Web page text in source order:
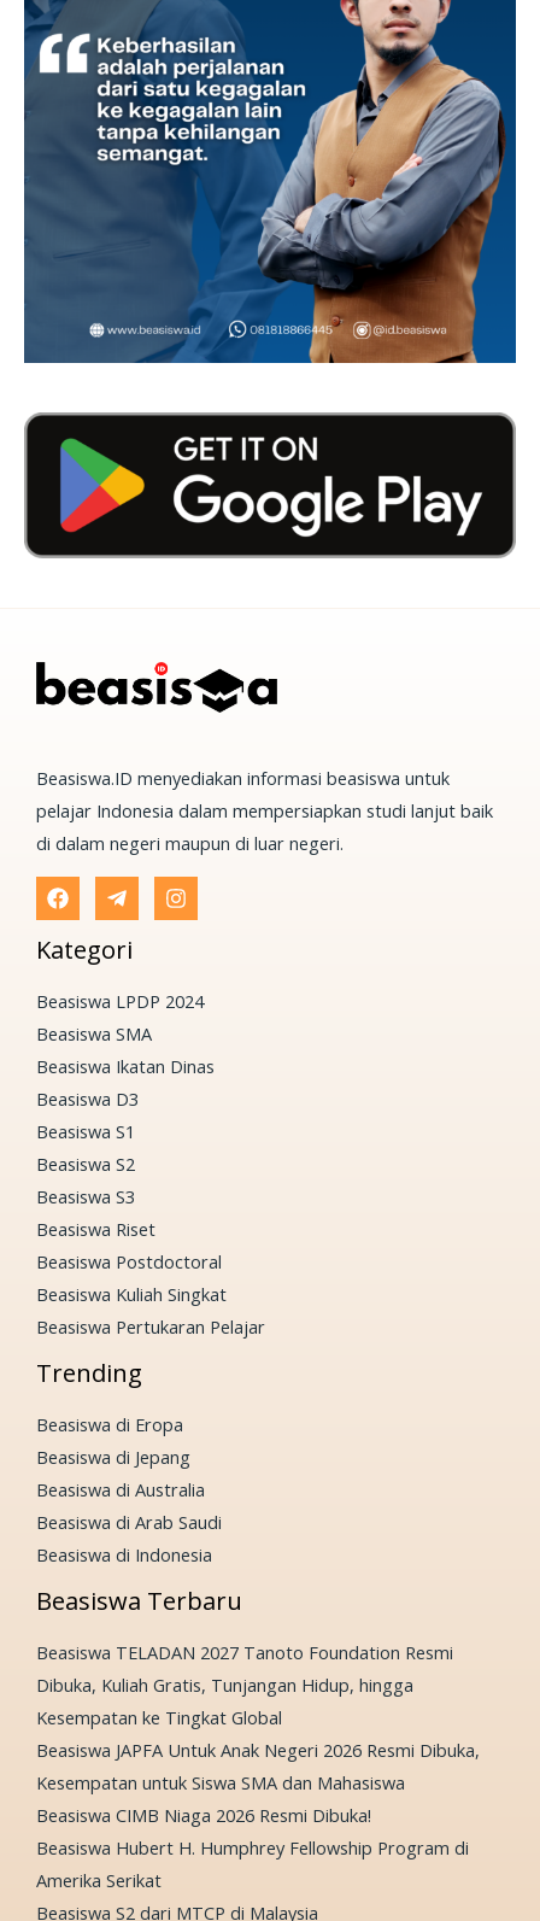
Beasiswa.ID menyediakan informasi beasiswa untuk
pelajar Indonesia dalam mempersiapkan studi lanjut baik
di dalam negeri maupun di luar negeri.
Kategori
Beasiswa LPDP 2024
Beasiswa SMA
Beasiswa Ikatan Dinas
Beasiswa D3
Beasiswa S1
Beasiswa S2
Beasiswa S3
Beasiswa Riset
Beasiswa Postdoctoral
Beasiswa Kuliah Singkat
Beasiswa Pertukaran Pelajar
Trending
Beasiswa di Eropa
Beasiswa di Jepang
Beasiswa di Australia
Beasiswa di Arab Saudi
Beasiswa di Indonesia
Beasiswa Terbaru
Beasiswa TELADAN 2027 Tanoto Foundation Resmi
Dibuka, Kuliah Gratis, Tunjangan Hidup, hingga
Kesempatan ke Tingkat Global
Beasiswa JAPFA Untuk Anak Negeri 2026 Resmi Dibuka,
Kesempatan untuk Siswa SMA dan Mahasiswa
Beasiswa CIMB Niaga 2026 Resmi Dibuka!
Beasiswa Hubert H. Humphrey Fellowship Program di
Amerika Serikat
Beasiswa S2 dari MTCP di Malaysia